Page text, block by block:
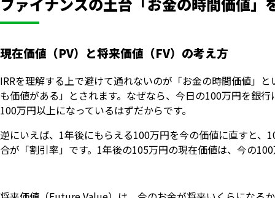
現在価値（PV）と将来価値（FV）の考え方
IRRを理解する上で避けて通れないのが「お金の時間価値」
も価値がある」とされます。なぜなら、今日の100万円を銀
100万円以上になっているはずだからです。
逆にいえば、1年後にもらえる100万円を今の価値に直すと
合が「割引率」です。1年後の105万円の現在価値は、今の